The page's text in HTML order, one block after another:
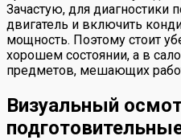
Зачастую, для диагностики
двигатель и включить
мощность. Поэтому стоит
хорошем состоянии, а в
предметов, мешающих
Визуальный